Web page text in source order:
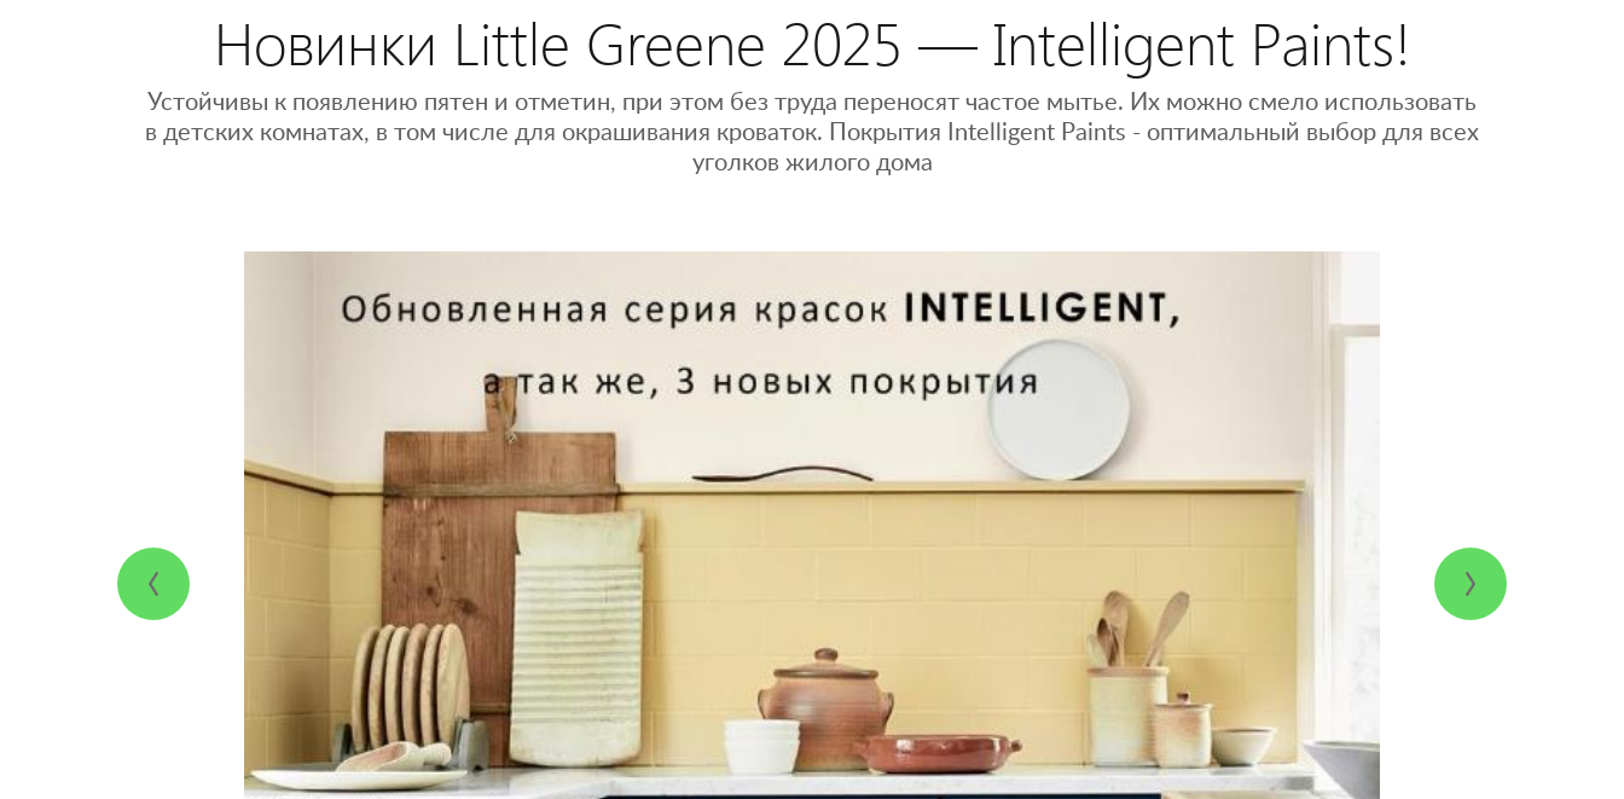
Новинки Little Greene 2025 — Intelligent Paints!
Устойчивы к появлению пятен и отметин, при этом без труда переносят частое мытье. Их можно смело использовать
в детских комнатах, в том числе для окрашивания кроваток. Покрытия Intelligent Paints - оптимальный выбор для всех
уголков жилого дома